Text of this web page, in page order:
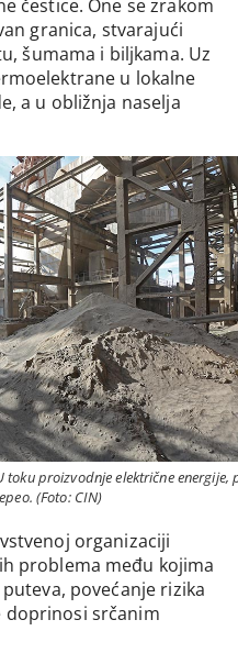
čestice. One se zrakom
granica, stvarajući
šumama i biljkama. Uz
u lokalne
a u obližnja naselja
toku proizvodnje električne energije,
(Foto: CIN)
organizaciji
problema među kojima
povećanje rizika
doprinosi srčanim